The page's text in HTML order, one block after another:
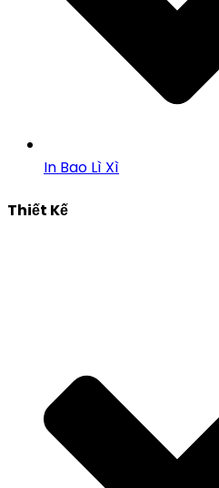
In Bao Lì Xì
Thiết Kế